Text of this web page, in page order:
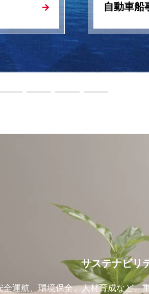
自動車船
サステナビリ
全運航、環境保全、人材育成など、